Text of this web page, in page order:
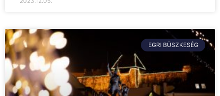
EGRI BÜSZKESÉG